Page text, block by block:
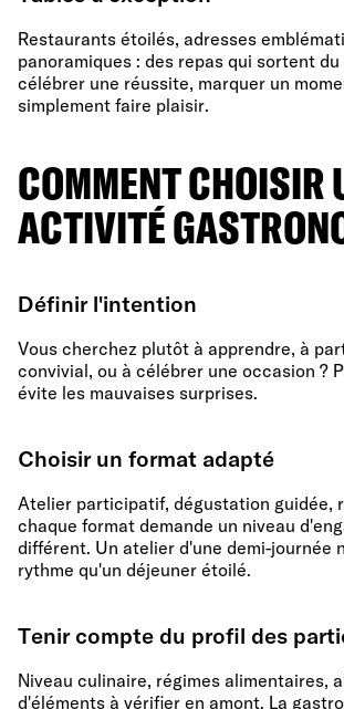
Restaurants étoilés, adresses
panoramiques : des repas qui sortent
célébrer une réussite, marquer un
simplement faire plaisir.
COMMENT CHOISIR
ACTIVITÉ
Définir l'intention
Vous cherchez plutôt à apprendre, à
convivial, ou à célébrer une occasion ?
évite les mauvaises surprises.
Choisir un format adapté
Atelier participatif, dégustation guidée,
chaque format demande un niveau
différent. Un atelier d'une demi-journée
rythme qu'un déjeuner étoilé.
Tenir compte du profil des
Niveau culinaire, régimes alimentaires,
d'éléments à vérifier en amont. La